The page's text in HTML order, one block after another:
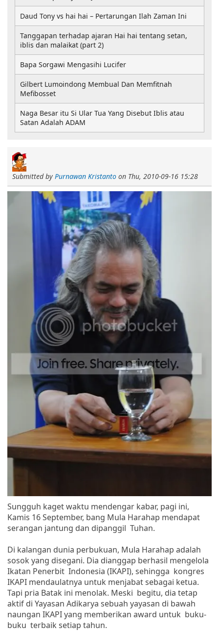
Submitted by Purnawan Kristanto on Thu, 2010-09-16 15:28
Sungguh kaget waktu mendengar kabar, pagi ini,
Kamis 16 September, bang Mula Harahap mendapat
serangan jantung dan dipanggil Tuhan.
Di kalangan dunia perbukuan, Mula Harahap adalah
sosok yang disegani. Dia dianggap berhasil mengelola
Ikatan Penerbit Indonesia (IKAPI), sehingga kongres
IKAPI mendaulatnya untuk menjabat sebagai ketua.
Tapi pria Batak ini menolak. Meski begitu, dia tetap
aktif di Yayasan Adikarya sebuah yayasan di bawah
naungan IKAPI yang memberikan award untuk buku-
buku terbaik setiap tahun.
Daud Tony vs hai hai – Pertarungan Ilah Zaman Ini
Tanggapan terhadap ajaran Hai hai tentang setan,
iblis dan malaikat (part 2)
Bapa Sorgawi Mengasihi Lucifer
Gilbert Lumoindong Membual Dan Memfitnah
Mefibosset
Naga Besar itu Si Ular Tua Yang Disebut Iblis atau
Satan Adalah ADAM